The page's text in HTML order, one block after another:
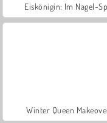
Eiskönigin: Im Nagel-
Winter Queen